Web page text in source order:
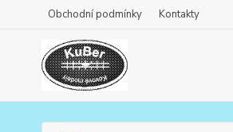
Obchodní podmínky Kontakty